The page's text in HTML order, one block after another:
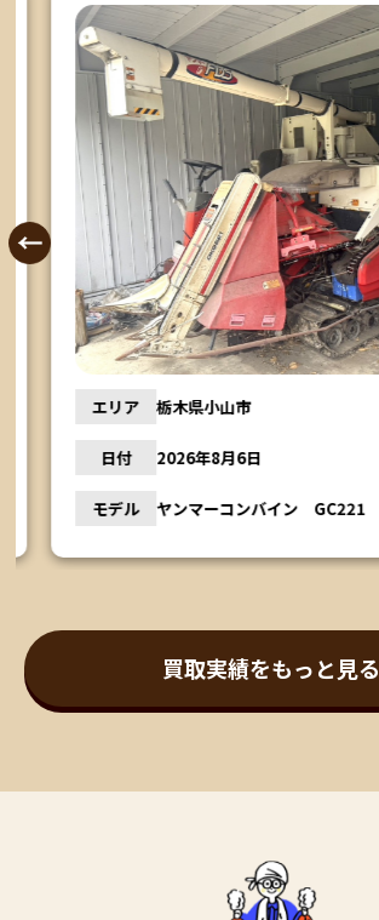
エリア 栃木県小山市
日付 2026年8月6日
モデル ヤンマーコンバイン GC221
買取実績をもっと見る